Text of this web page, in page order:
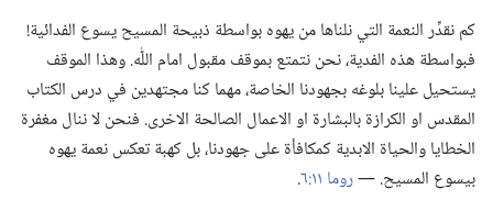
كم نقدِّر النعمة التي نلناها من يهوه بواسطة ذبيحة المسيح يسوع الفدائية!‏
فبواسطة هذه الفدية،‏ نحن نتمتع بموقف مقبول امام اللّٰه.‏ وهذا الموقف
يستحيل علينا بلوغه بجهودنا الخاصة،‏ مهما كنا مجتهدين في درس الكتاب
المقدس او الكرازة بالبشارة او الاعمال الصالحة الاخرى.‏ فنحن لا ننال مغفرة
الخطايا والحياة الابدية كمكافأة على جهودنا،‏ بل كهبة تعكس نعمة يهوه
بيسوع المسيح.‏ —‏روما ١١:‏٦
‏.‏